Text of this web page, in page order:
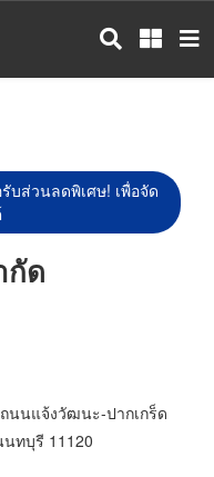
บส่วนลดพิเศษ! เพื่อจัด
กัด
นนแจ้งวัฒนะ-ปากเกร็ด
นทบุรี 11120